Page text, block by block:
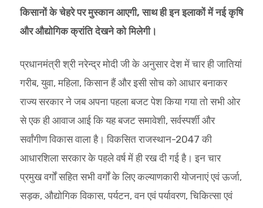
किसानों के चेहरे पर मुस्कान आएगी, साथ ही इन इलाकों में नई कृषि
और औद्योगिक क्रांति देखने को मिलेगी।
प्रधानमंत्री श्री नरेन्द्र मोदी जी के अनुसार देश में चार ही जातियां
गरीब, युवा, महिला, किसान हैं और इसी सोच को आधार बनाकर
राज्य सरकार ने जब अपना पहला बजट पेश किया गया तो सभी ओर
से एक ही आवाज आई कि यह बजट समावेशी, सर्वस्पर्शी और
सर्वांगीण विकास वाला है। विकसित राजस्थान-2047 की
आधारशिला सरकार के पहले वर्ष में ही रख दी गई है। इन चार
प्रमुख वर्गों सहित सभी वर्गों के लिए कल्याणकारी योजनाएं एवं ऊर्जा,
सड़क, औद्योगिक विकास, पर्यटन, वन एवं पर्यावरण, चिकित्सा एवं